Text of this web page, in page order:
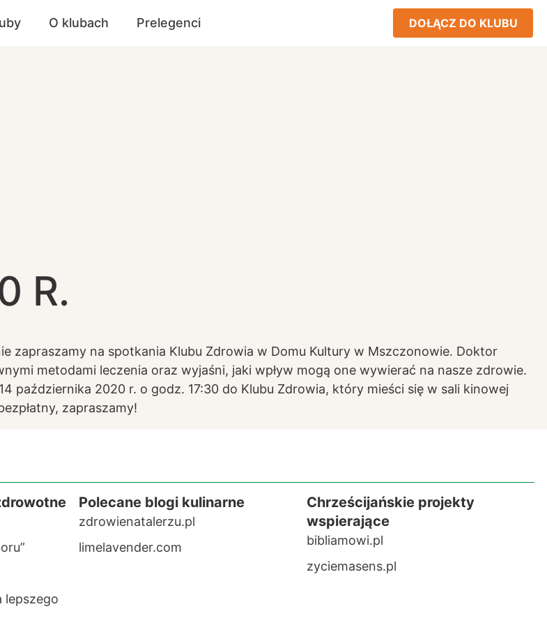
O klubach Prelegenci DOŁĄCZ DO KLUBU
R.
zapraszamy na spotkania Klubu Zdrowia w Domu Kultury w Mszczonowie. Doktor
metodami leczenia oraz wyjaśni, jaki wpływ mogą one wywierać na nasze zdrowie.
października 2020 r. o godz. 17:30 do Klubu Zdrowia, który mieści się w sali kinowej
zapraszamy!
lepszego
Polecane blogi kulinarne
zdrowienatalerzu.pl
limelavender.com
Chrześcijańskie projekty
wspierające
bibliamowi.pl
zyciemasens.pl